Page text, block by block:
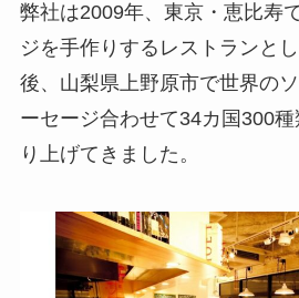
弊社は2009年、東京・恵比寿
ジを手作りするレストランと
後、山梨県上野原市で世界の
ーセージ合わせて34カ国300
り上げてきました。